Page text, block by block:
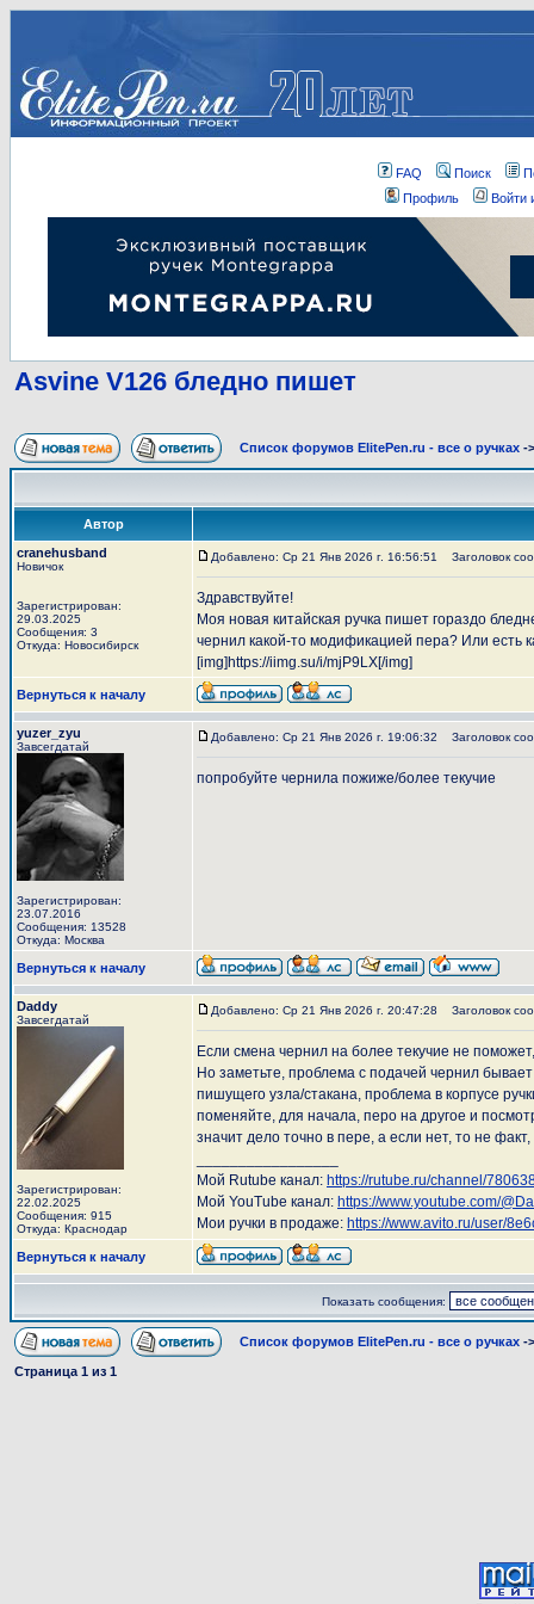
FAQ Поиск
Профиль
Войти
Asvine V126 бледно пишет
Список форумов ElitePen.ru - все о ручках -
Автор
cranehusband
Новичок
Зарегистрирован:
29.03.2025
Сообщения: 3
Откуда: Новосибирск
Добавлено: Ср 21 Янв 2026 г. 16:56:51 Заголовок
Здравствуйте!
Моя новая китайская ручка пишет гораздо
чернил какой-то модификацией пера? Или есть
[img]https://iimg.su/i/mjP9LX[/img]
Вернуться к началу
yuzer_zyu
Завсегдатай
Зарегистрирован:
23.07.2016
Сообщения: 13528
Откуда: Москва
Добавлено: Ср 21 Янв 2026 г. 19:06:32 Заголовок
попробуйте чернила пожиже/более текучие
Вернуться к началу
Daddy
Завсегдатай
Зарегистрирован:
22.02.2025
Сообщения: 915
Откуда: Краснодар
Добавлено: Ср 21 Янв 2026 г. 20:47:28 Заголовок
Если смена чернил на более текучие не
Но заметьте, проблема с подачей чернил
пишущего узла/стакана, проблема в корпусе
поменяйте, для начала, перо на другое и
значит дело точно в пере, а если нет, то не
Мой Rutube канал: https://rutube.ru/channel/
Мой YouTube канал: https://www.youtube.com/
Мои ручки в продаже: https://www.avito.ru/user/
Вернуться к началу
Показать сообщения:
Список форумов ElitePen.ru - все о ручках -
Страница 1 из 1